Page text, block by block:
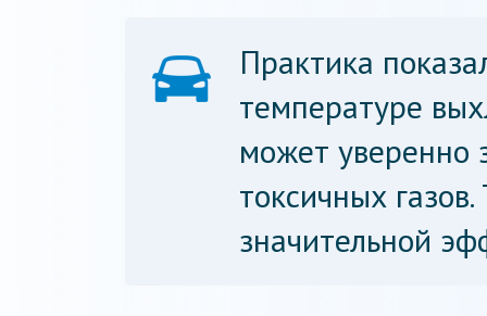
Практика
температуре
может уверенно
токсичных
значительной